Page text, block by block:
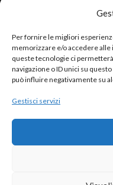
Per fornire le migliori
memorizzare e/o accedere alle
queste tecnologie ci
navigazione o ID unici su
può influire negativamente su
Gestisci servizi
ULTIMI POSTS
ACCOUNT
Copyright © 2024 | All